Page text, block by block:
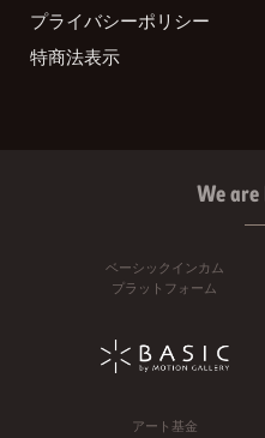
プライバシーポリシー
特商法表示
We are
ベーシックインカム
プラットフォーム
アート基金